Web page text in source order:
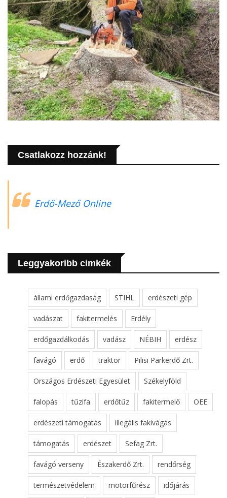
Csatlakozz hozzánk!
Erdő-Mező Online
Leggyakoribb cimkék
állami erdőgazdaság STIHL erdészeti gép
vadászat fakitermelés Erdély
erdőgazdálkodás vadász NÉBIH erdész
favágó erdő traktor Pilisi Parkerdő Zrt.
Országos Erdészeti Egyesület Székelyföld
falopás tűzifa erdőtűz fakitermelő OEE
erdészeti támogatás illegális fakivágás
támogatás erdészet Sefag Zrt.
favágó verseny Északerdő Zrt. rendőrség
természetvédelem motorfűrész időjárás